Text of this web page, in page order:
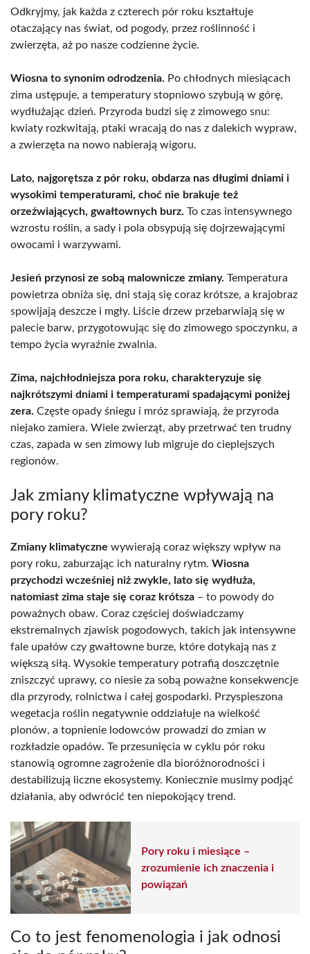
Odkryjmy, jak każda z czterech pór roku kształtuje
otaczający nas świat, od pogody, przez roślinność i
zwierzęta, aż po nasze codzienne życie.
Wiosna to synonim odrodzenia. Po chłodnych miesiącach
zima ustępuje, a temperatury stopniowo szybują w górę,
wydłużając dzień. Przyroda budzi się z zimowego snu:
kwiaty rozkwitają, ptaki wracają do nas z dalekich wypraw,
a zwierzęta na nowo nabierają wigoru.
Lato, najgorętsza z pór roku, obdarza nas długimi dniami i
wysokimi temperaturami, choć nie brakuje też
orzeźwiających, gwałtownych burz. To czas intensywnego
wzrostu roślin, a sady i pola obsypują się dojrzewającymi
owocami i warzywami.
Jesień przynosi ze sobą malownicze zmiany. Temperatura
powietrza obniża się, dni stają się coraz krótsze, a krajobraz
spowijają deszcze i mgły. Liście drzew przebarwiają się w
palecie barw, przygotowując się do zimowego spoczynku, a
tempo życia wyraźnie zwalnia.
Zima, najchłodniejsza pora roku, charakteryzuje się
najkrótszymi dniami i temperaturami spadającymi poniżej
zera. Częste opady śniegu i mróz sprawiają, że przyroda
niejako zamiera. Wiele zwierząt, aby przetrwać ten trudny
czas, zapada w sen zimowy lub migruje do cieplejszych
regionów.
Jak zmiany klimatyczne wpływają na
pory roku?
Zmiany klimatyczne wywierają coraz większy wpływ na
pory roku, zaburzając ich naturalny rytm. Wiosna
przychodzi wcześniej niż zwykle, lato się wydłuża,
natomiast zima staje się coraz krótsza – to powody do
poważnych obaw. Coraz częściej doświadczamy
ekstremalnych zjawisk pogodowych, takich jak intensywne
fale upałów czy gwałtowne burze, które dotykają nas z
większą siłą. Wysokie temperatury potrafią doszczętnie
zniszczyć uprawy, co niesie za sobą poważne konsekwencje
dla przyrody, rolnictwa i całej gospodarki. Przyspieszona
wegetacja roślin negatywnie oddziałuje na wielkość
plonów, a topnienie lodowców prowadzi do zmian w
rozkładzie opadów. Te przesunięcia w cyklu pór roku
stanowią ogromne zagrożenie dla bioróżnorodności i
destabilizują liczne ekosystemy. Koniecznie musimy podjąć
działania, aby odwrócić ten niepokojący trend.
Pory roku i miesiące –
zrozumienie ich znaczenia i
powiązań
Co to jest fenomenologia i jak odnosi